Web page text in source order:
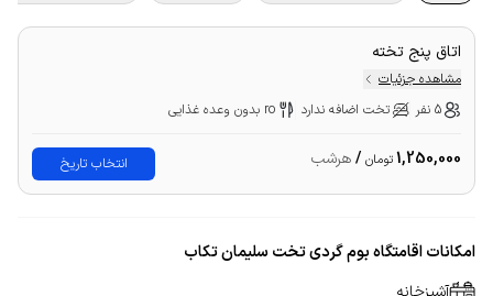
اتاق پنج تخته
مشاهده جزئیات
5 نفر
تخت اضافه ندارد ro بدون وعده غذایی
1,250,000تومان /هرشب انتخاب تاریخ
امکانات اقامتگاه بوم گردی تخت سلیمان تکاب